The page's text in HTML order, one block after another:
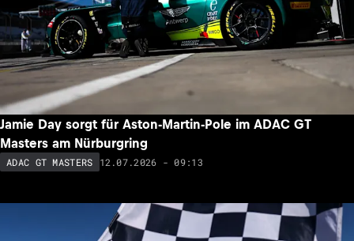
Jamie Day sorgt für Aston-Martin-Pole im ADAC GT
Masters am Nürburgring
ADAC GT MASTERS 12.07.2026 - 09:13